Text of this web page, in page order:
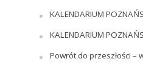
KALENDARIUM
KALENDARIUM
Powrót do przeszłości –